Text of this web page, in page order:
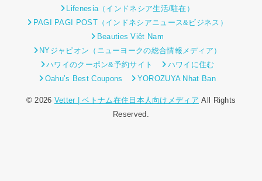
Lifenesia（インドネシア生活/駐在）
PAGI PAGI POST（インドネシアニュース&ビジネス）
Beauties Việt Nam
NYジャピオン（ニューヨークの総合情報メディア）
ハワイのクーポン&予約サイト
ハワイに住む
Oahu’s Best Coupons
YOROZUYA Nhat Ban
© 2026 Vetter | ベトナム在住日本人向けメディア All Rights
Reserved.